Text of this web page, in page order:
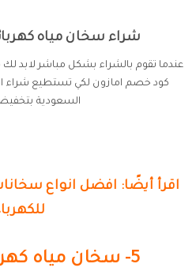
شراء سخان مياه
عندما تقوم بالشراء بشكل مباشر لابد
كود خصم امازون لكي تستطيع شراء
السعودية
اقرأ أيضًا: افضل انواع
5- سخان مياه كهربائي انستانيو